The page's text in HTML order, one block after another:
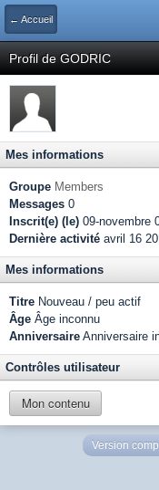
← Accueil
Profil de GODRIC
Mes informations
Groupe Members
Messages 0
Inscrit(e) (le) 09-novembre
Dernière activité avril 16
Mes informations
Titre Nouveau / peu actif
Âge Âge inconnu
Anniversaire Anniversaire
Contrôles utilisateur
Mon contenu
Version